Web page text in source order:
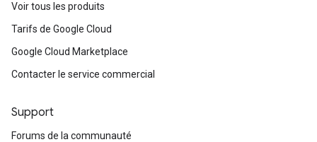
Voir tous les produits
Tarifs de Google Cloud
Google Cloud Marketplace
Contacter le service commercial
Support
Forums de la communauté